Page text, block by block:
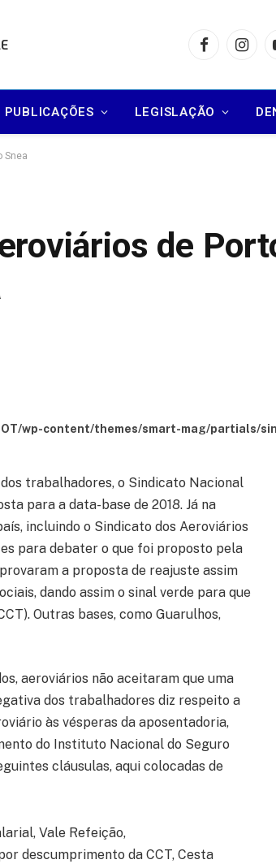
Facebook
PUBLICAÇÕES LEGISLAÇÃO
Snea
de
wp-content/themes/smart-mag/partials/
trabalhadores, o Sindicato Nacional
para a data-base de 2018. Já na
incluindo o Sindicato dos Aeroviários
para debater o que foi proposto pela
a proposta de reajuste assim
dando assim o sinal verde para que
Outras bases, como Guarulhos,
aeroviários não aceitaram que uma
dos trabalhadores diz respeito a
às vésperas da aposentadoria,
do Instituto Nacional do Seguro
cláusulas, aqui colocadas de
Vale Refeição,
descumprimento da CCT, Cesta